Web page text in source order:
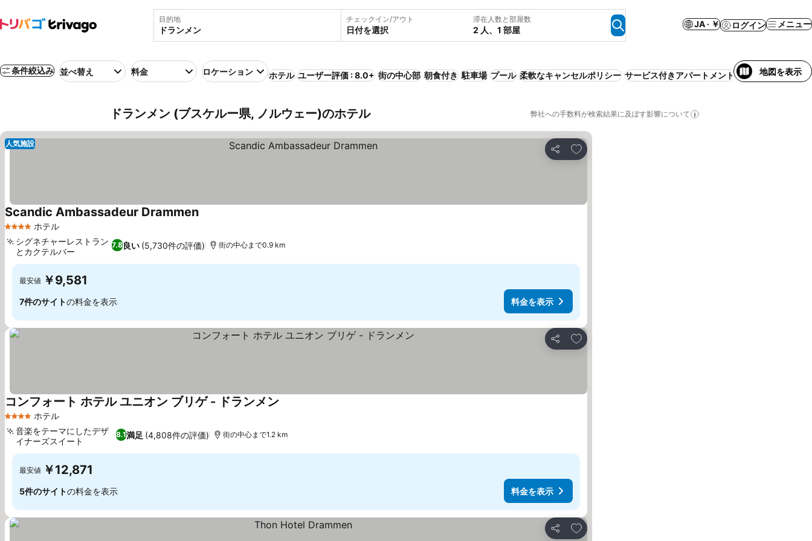
目的地 チェックイン/アウト
日付を選択
滞在人数と部屋数
2 人、1 部屋
JA · ￥ ログイン メニュー
条件絞込み 並べ替え 料金 ロケーション ホテル ユーザー評価 : 8.0+ 街の中心部 朝食付き 駐車場 プール 柔軟なキャンセルポリシー サービス付きアパートメント １泊2食 (朝夕) 付
地図を表示
ドランメン (ブスケルー県, ノルウェー)のホテル 弊社への手数料が検索結果に及ぼす影響について
シェア
お気に入りに追加
人気施設
4 ホテルのランク
ホテル
Scandic Ambassadeur Drammen
7.8良い (5,730件の評価)
シグネチャーレストラン
とカクテルバー
街の中心まで0.9 km
最安値 ￥9,581
7件のサイトの料金を表示 料金を表示
シェア
お気に入りに追加
4 ホテルのランク
ホテル
コンフォート ホテル ユニオン ブリゲ - ドランメン
8.1満足 (4,808件の評価)
音楽をテーマにしたデザ
イナーズスイート
街の中心まで1.2 km
最安値 ￥12,871
5件のサイトの料金を表示 料金を表示
シェア
お気に入りに追加